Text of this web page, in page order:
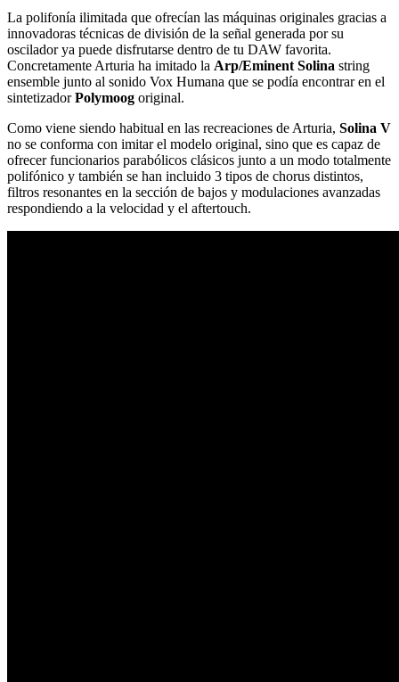
La polifonía ilimitada que ofrecían las máquinas originales gracias a
innovadoras técnicas de división de la señal generada por su
oscilador ya puede disfrutarse dentro de tu DAW favorita.
Concretamente Arturia ha imitado la Arp/Eminent Solina string
ensemble junto al sonido Vox Humana que se podía encontrar en el
sintetizadorPolymoog original.
Como viene siendo habitual en las recreaciones de Arturia, Solina V
no se conforma con imitar el modelo original, sino que es capaz de
ofrecer funcionarios parabólicos clásicos junto a un modo totalmente
polifónico y también se han incluido 3 tipos de chorus distintos,
filtros resonantes en la sección de bajos y modulaciones avanzadas
respondiendo a la velocidad y el aftertouch.